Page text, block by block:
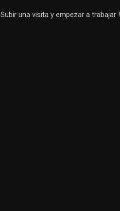
Subir una visita y empezar a trabajar !